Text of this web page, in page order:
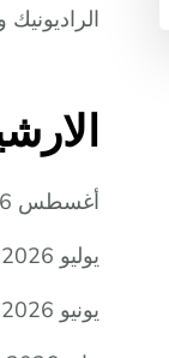
الراديونيك
أغسطس 2026
يوليو 2026
يونيو 2026